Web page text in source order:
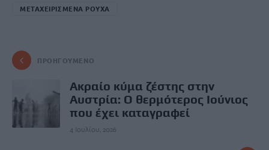
ΜΕΤΑΧΕΙΡΙΣΜΕΝΑ ΡΟΥΧΑ
ΠΡΟΗΓΟΎΜΕΝΟ
Ακραίο κύμα ζέστης στην
Αυστρία: Ο θερμότερος Ιούνιος
που έχει καταγραφεί
4 Ιουλίου, 2026